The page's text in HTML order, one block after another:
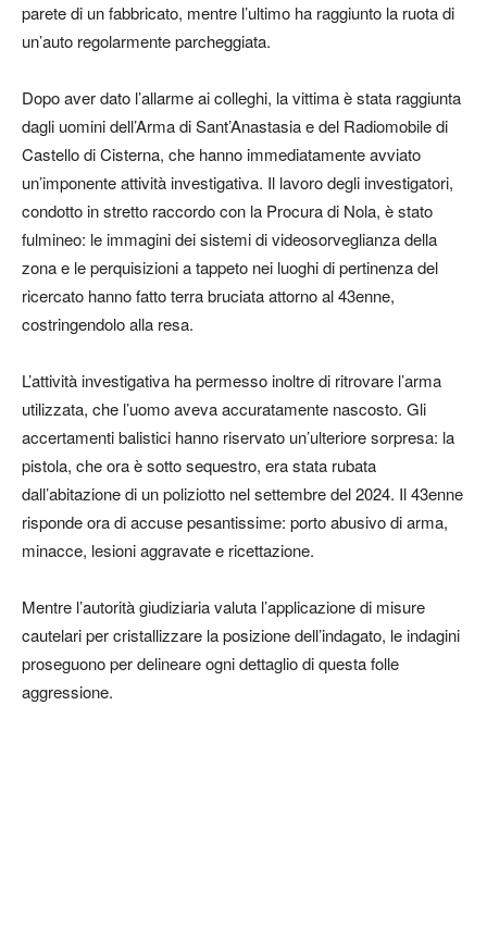
parete di un fabbricato, mentre l’ultimo ha raggiunto la ruota di
un’auto regolarmente parcheggiata.
Dopo aver dato l’allarme ai colleghi, la vittima è stata raggiunta
dagli uomini dell’Arma di Sant’Anastasia e del Radiomobile di
Castello di Cisterna, che hanno immediatamente avviato
un’imponente attività investigativa. Il lavoro degli investigatori,
condotto in stretto raccordo con la Procura di Nola, è stato
fulmineo: le immagini dei sistemi di videosorveglianza della
zona e le perquisizioni a tappeto nei luoghi di pertinenza del
ricercato hanno fatto terra bruciata attorno al 43enne,
costringendolo alla resa.
L’attività investigativa ha permesso inoltre di ritrovare l’arma
utilizzata, che l’uomo aveva accuratamente nascosto. Gli
accertamenti balistici hanno riservato un’ulteriore sorpresa: la
pistola, che ora è sotto sequestro, era stata rubata
dall’abitazione di un poliziotto nel settembre del 2024. Il 43enne
risponde ora di accuse pesantissime: porto abusivo di arma,
minacce, lesioni aggravate e ricettazione.
Mentre l’autorità giudiziaria valuta l’applicazione di misure
cautelari per cristallizzare la posizione dell’indagato, le indagini
proseguono per delineare ogni dettaglio di questa folle
aggressione.